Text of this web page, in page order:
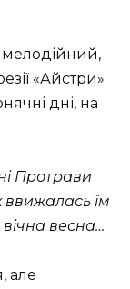
мелодійний,
«Айстри»
дні, на
Протрави
ввижалась їм
вічна весна…
але